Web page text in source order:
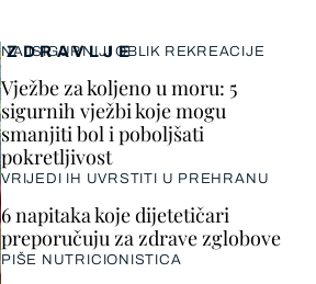
ZDRAVLJE
NAJSIGURNIJI OBLIK REKREACIJE
Vježbe za koljeno u moru: 5
sigurnih vježbi koje mogu
smanjiti bol i poboljšati
pokretljivost
VRIJEDI IH UVRSTITI U PREHRANU
6 napitaka koje dijetetičari
preporučuju za zdrave zglobove
PIŠE NUTRICIONISTICA